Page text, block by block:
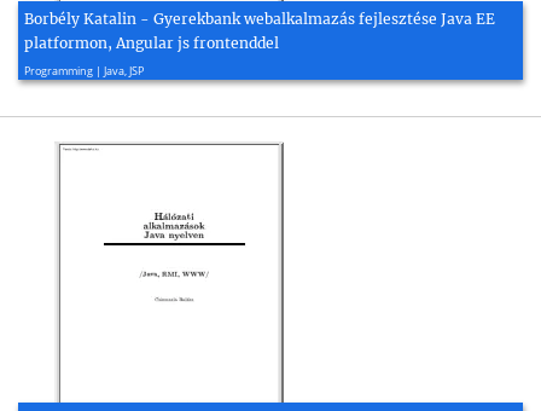
Borbély Katalin - Gyerekbank webalkalmazás fejlesztése Java EE
platformon, Angular js frontenddel
Programming | Java, JSP